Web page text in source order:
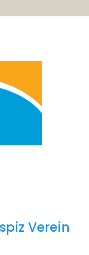
Verein